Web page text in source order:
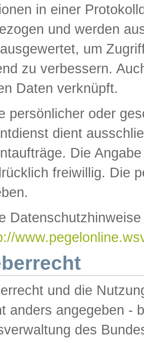
in einer
und werden
um
zu verbessern.
Daten verknüpft.
persönlicher oder
dient
Die
freiwillig. Die
und die
anders angegeben -
des